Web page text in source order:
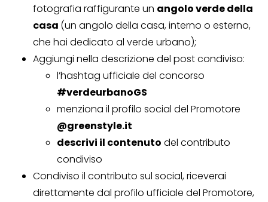
fotografia raffigurante un angolo verde della
casa (un angolo della casa, interno o esterno,
che hai dedicato al verde urbano);
Aggiungi nella descrizione del post condiviso:
l’hashtag ufficiale del concorso
#verdeurbanoGS
menziona il profilo social del Promotore
@greenstyle.it
descrivi il contenuto del contributo
condiviso
Condiviso il contributo sul social, riceverai
direttamente dal profilo ufficiale del Promotore,